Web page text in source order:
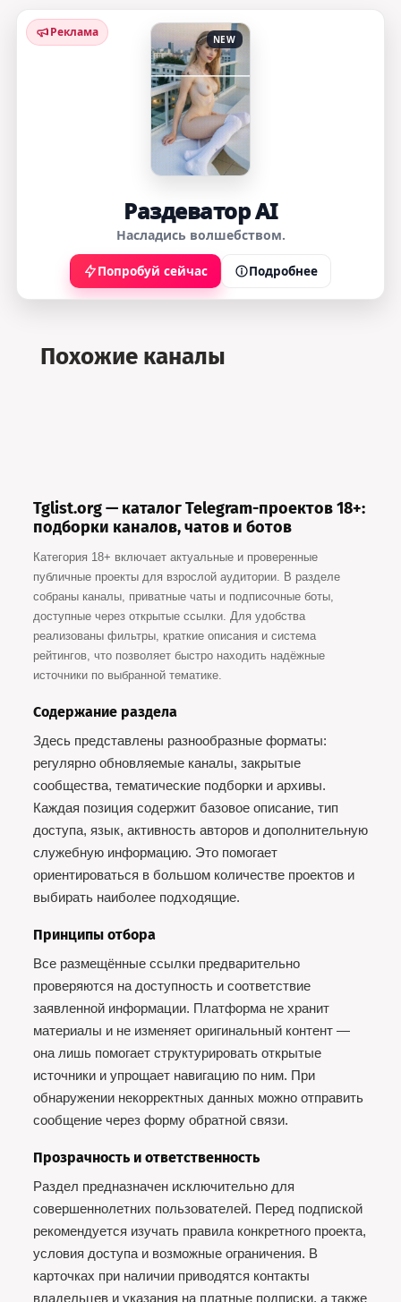
Реклама
Раздеватор AI
Насладись волшебством.
Попробуй сейчас Подробнее
NEW
Похожие каналы
Tglist.org — каталог Telegram-проектов 18+:
подборки каналов, чатов и ботов
Категория 18+ включает актуальные и проверенные
публичные проекты для взрослой аудитории. В разделе
собраны каналы, приватные чаты и подписочные боты,
доступные через открытые ссылки. Для удобства
реализованы фильтры, краткие описания и система
рейтингов, что позволяет быстро находить надёжные
источники по выбранной тематике.
Содержание раздела
Здесь представлены разнообразные форматы:
регулярно обновляемые каналы, закрытые
сообщества, тематические подборки и архивы.
Каждая позиция содержит базовое описание, тип
доступа, язык, активность авторов и дополнительную
служебную информацию. Это помогает
ориентироваться в большом количестве проектов и
выбирать наиболее подходящие.
Принципы отбора
Все размещённые ссылки предварительно
проверяются на доступность и соответствие
заявленной информации. Платформа не хранит
материалы и не изменяет оригинальный контент —
она лишь помогает структурировать открытые
источники и упрощает навигацию по ним. При
обнаружении некорректных данных можно отправить
сообщение через форму обратной связи.
Прозрачность и ответственность
Раздел предназначен исключительно для
совершеннолетних пользователей. Перед подпиской
рекомендуется изучать правила конкретного проекта,
условия доступа и возможные ограничения. В
карточках при наличии приводятся контакты
владельцев и указания на платные подписки, а также